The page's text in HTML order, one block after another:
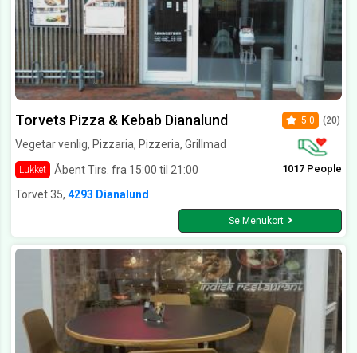
Torvets Pizza & Kebab Dianalund
Vegetar venlig, Pizzaria, Pizzeria, Grillmad
Lukket Åbent Tirs. fra 15:00 til 21:00
5.0 (20)
1017 People
Torvet 35, 4293 Dianalund
Se Menukort